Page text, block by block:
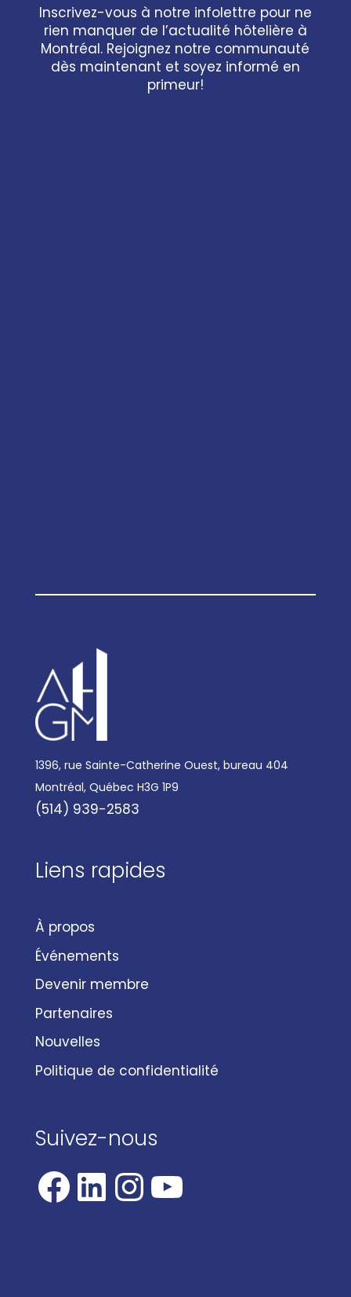
Inscrivez-vous à notre infolettre pour ne
rien manquer de l’actualité hôtelière à
Montréal. Rejoignez notre communauté
dès maintenant et soyez informé en
primeur!
1396, rue Sainte-Catherine Ouest, bureau 404
Montréal, Québec H3G 1P9
(514) 939-2583
Liens rapides
À propos
Événements
Devenir membre
Partenaires
Nouvelles
Politique de confidentialité
Suivez-nous
Facebook LinkedIn Instagram YouTube